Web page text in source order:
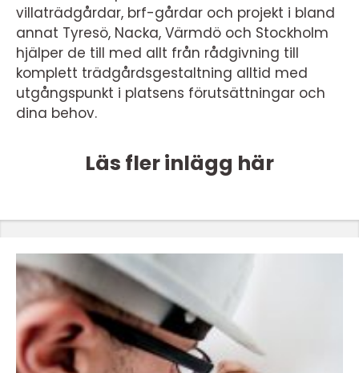
villaträdgårdar, brf-gårdar och projekt i bland
annat Tyresö, Nacka, Värmdö och Stockholm
hjälper de till med allt från rådgivning till
komplett trädgårdsgestaltning alltid med
utgångspunkt i platsens förutsättningar och
dina behov.
Läs fler inlägg här